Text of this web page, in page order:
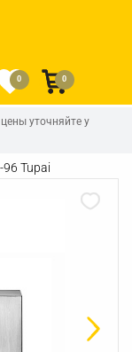
0 0
уточняйте у
Tupai